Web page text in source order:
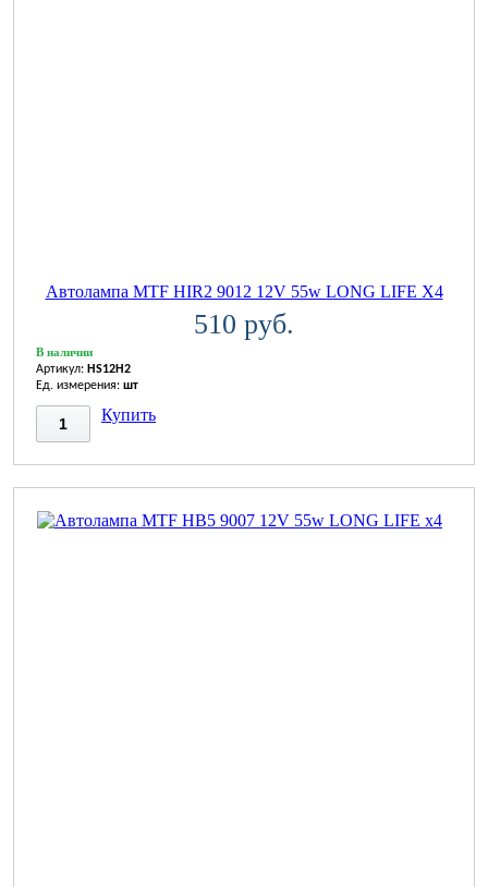
Автолампа MTF HIR2 9012 12V 55w LONG LIFE X4
510 руб.
В наличии
Артикул: HS12H2
Ед. измерения: шт
Купить